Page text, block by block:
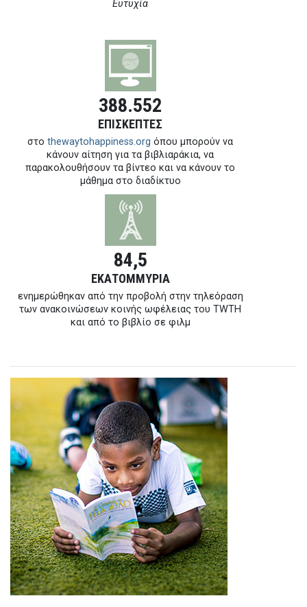
Ευτυχία
388.552
ΕΠΙΣΚΕΠΤΕΣ
στο thewaytohappiness.org όπου μπορούν να
κάνουν αίτηση για τα βιβλιαράκια, να
παρακολουθήσουν τα βίντεο και να κάνουν το
μάθημα στο διαδίκτυο
84,5
ΕΚΑΤΟΜΜΥΡΙΑ
ενημερώθηκαν από την προβολή στην τηλεόραση
των ανακοινώσεων κοινής ωφέλειας του TWTH
και από το βιβλίο σε φιλμ